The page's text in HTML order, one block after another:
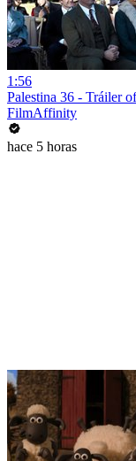
1:56
Palestina 36 - Tráiler
FilmAffinity
hace 5 horas